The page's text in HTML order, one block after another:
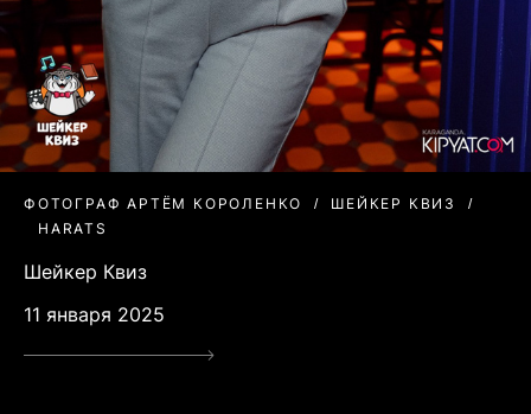
ФОТОГРАФ АРТЁМ КОРОЛЕНКО
ШЕЙКЕР КВИЗ
HARATS
Шейкер Квиз
11 января 2025